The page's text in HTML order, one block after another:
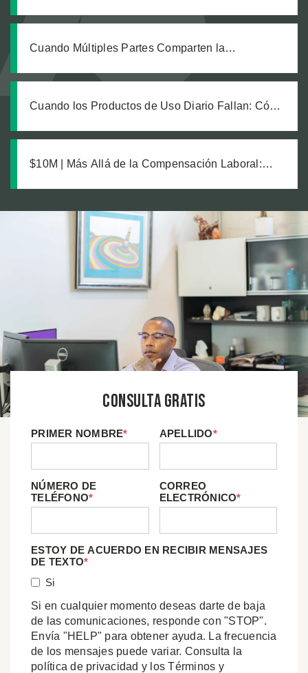
Cuando Múltiples Partes Comparten la
Cuando los Productos de Uso Diario Fallan: Cómo
$10M | Más Allá de la Compensación Laboral:
Catastróficas
Consulta Gratis
PRIMER NOMBRE* APELLIDO*
NÚMERO DE
TELÉFONO*
CORREO
ELECTRÓNICO*
ESTOY DE ACUERDO EN RECIBIR MENSAJES
DE TEXTO*
Si
Si en cualquier momento deseas darte de baja
de las comunicaciones, responde con "STOP".
Envía "HELP" para obtener ayuda. La frecuencia
de los mensajes puede variar. Consulta la
política de privacidad y los Términos y